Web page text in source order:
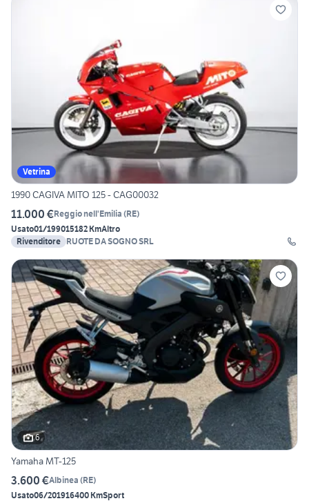
Vetrina
1990 CAGIVA MITO 125 - CAG00032
11.000 €Reggio nell'Emilia (RE)
Usato01/199015182 KmAltro
Rivenditore RUOTE DA SOGNO SRL
6
Yamaha MT-125
3.600 €Albinea (RE)
Usato06/201916400 KmSport